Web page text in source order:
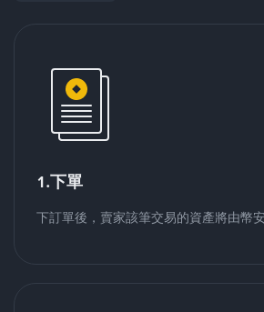
1.下單
下訂單後，賣家該筆交易的資產將由幣安